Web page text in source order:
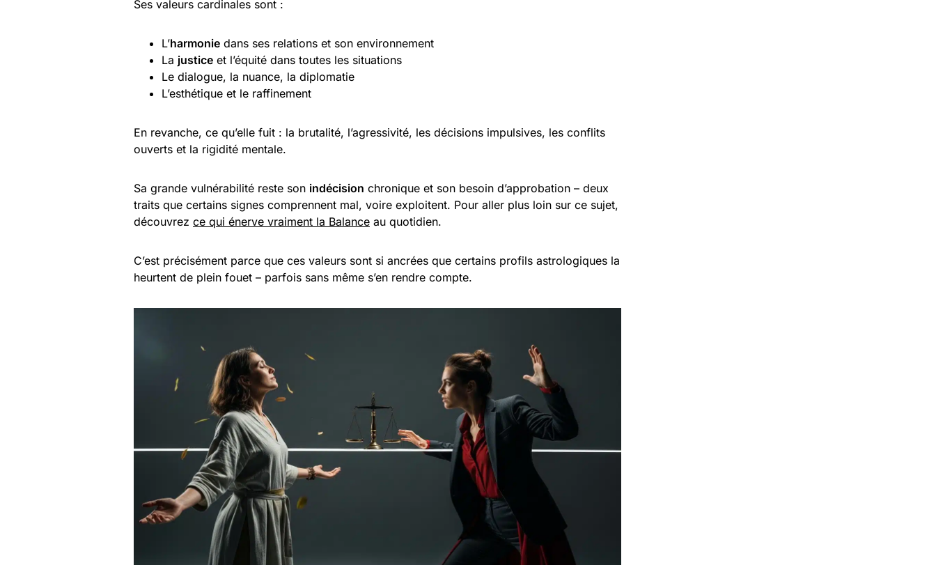
Ses valeurs cardinales sont :
L’harmonie dans ses relations et son environnement
La justice et l’équité dans toutes les situations
Le dialogue, la nuance, la diplomatie
L’esthétique et le raffinement
En revanche, ce qu’elle fuit : la brutalité, l’agressivité, les décisions impulsives, les conflits
ouverts et la rigidité mentale.
Sa grande vulnérabilité reste son indécision chronique et son besoin d’approbation – deux
traits que certains signes comprennent mal, voire exploitent. Pour aller plus loin sur ce sujet,
découvrez ce qui énerve vraiment la Balance au quotidien.
C’est précisément parce que ces valeurs sont si ancrées que certains profils astrologiques la
heurtent de plein fouet – parfois sans même s’en rendre compte.